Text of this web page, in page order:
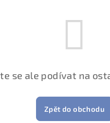
se ale podívat na
Zpět do obchodu